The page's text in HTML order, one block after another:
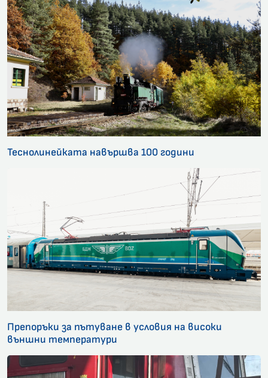
Теснолинейката навършва 100 години
Препоръки за пътуване в условия на високи
външни температури